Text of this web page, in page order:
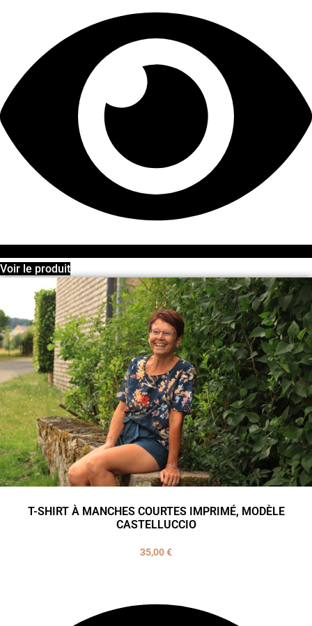
Voir le produit
T-SHIRT À MANCHES COURTES IMPRIMÉ, MODÈLE
CASTELLUCCIO
35,00€